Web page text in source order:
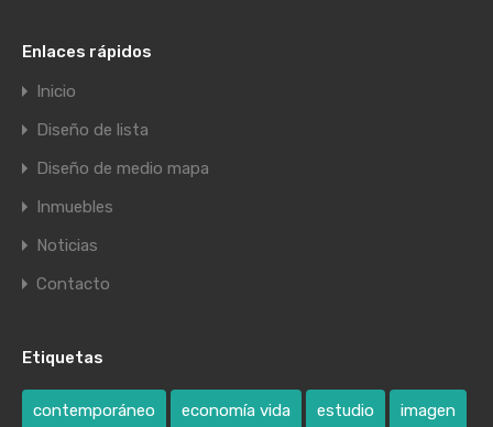
Enlaces rápidos
Inicio
Diseño de lista
Diseño de medio mapa
Inmuebles
Noticias
Contacto
Etiquetas
contemporáneo economía vida estudio imagen